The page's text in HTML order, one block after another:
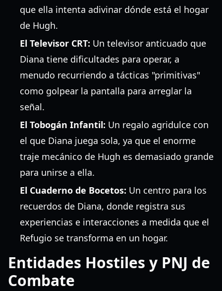
que ella intenta adivinar dónde está el hogar
de Hugh.
El Televisor CRT: Un televisor anticuado que
Diana tiene dificultades para operar, a
menudo recurriendo a tácticas "primitivas"
como golpear la pantalla para arreglar la
señal.
El Tobogán Infantil: Un regalo agridulce con
el que Diana juega sola, ya que el enorme
traje mecánico de Hugh es demasiado grande
para unirse a ella.
El Cuaderno de Bocetos: Un centro para los
recuerdos de Diana, donde registra sus
experiencias e interacciones a medida que el
Refugio se transforma en un hogar.
Entidades Hostiles y PNJ de
Combate